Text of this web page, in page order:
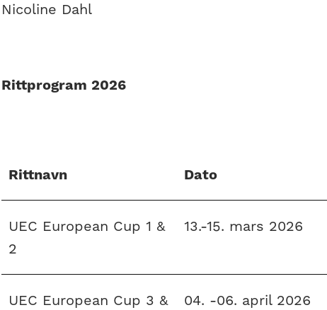
Nicoline Dahl
Rittprogram 2026
Rittnavn Dato
UEC European Cup 1 &
2
13.-15. mars 2026
UEC European Cup 3 &
04. -06. april 2026